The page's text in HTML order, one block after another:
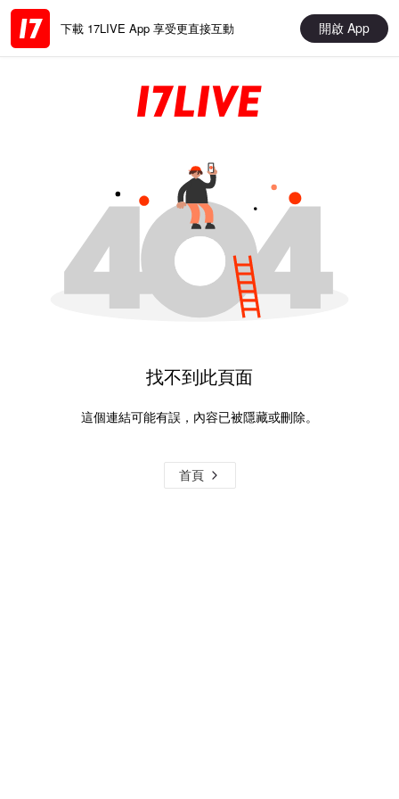
下載 17LIVE App 享受更直接互動 開啟 App
找不到此頁面
這個連結可能有誤，內容已被隱藏或刪除。
首頁